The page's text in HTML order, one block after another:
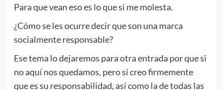
Para que vean eso es lo que si me molesta.
¿Cómo se les ocurre decir que son una marca
socialmente responsable?
Ese tema lo dejaremos para otra entrada por que si
no aquí nos quedamos, pero si creo firmemente
que es su responsabilidad, así como la de todas las